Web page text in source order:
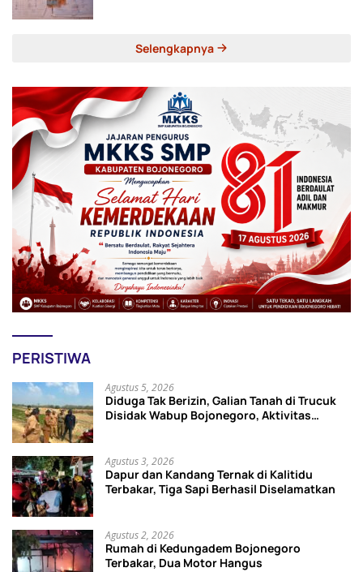
Selengkapnya
PERISTIWA
Agustus 5, 2026
Diduga Tak Berizin, Galian Tanah di Trucuk
Disidak Wabup Bojonegoro, Aktivitas
Agustus 3, 2026
Dapur dan Kandang Ternak di Kalitidu
Terbakar, Tiga Sapi Berhasil Diselamatkan
Agustus 2, 2026
Rumah di Kedungadem Bojonegoro
Terbakar, Dua Motor Hangus